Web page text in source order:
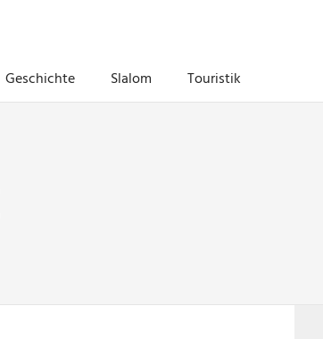
Geschichte Slalom Touristik